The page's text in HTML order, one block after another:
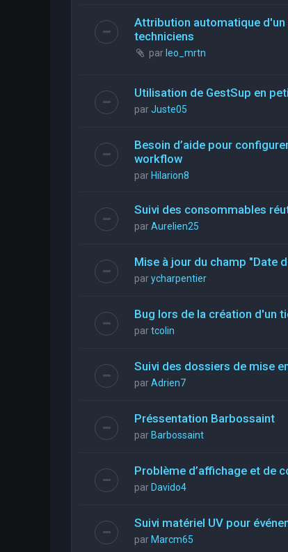
Attribution automatique d'un
techniciens
parleo_mrtn
Utilisation de GestSup en
parJuste05
Besoin d’aide pour
workflow
par Hilarion8
Suivi des consommables
parAurelien25
Mise à jour du champ "Date
parycharpentier
Bug lors de la création d'un
partcolin
Suivi des dossiers de mise
parAdrien7
Préssentation Barbossaint
par Barbossaint
Problème d’affichage et de
par Davido4
Suivi matériel UV pour
par Marcm65